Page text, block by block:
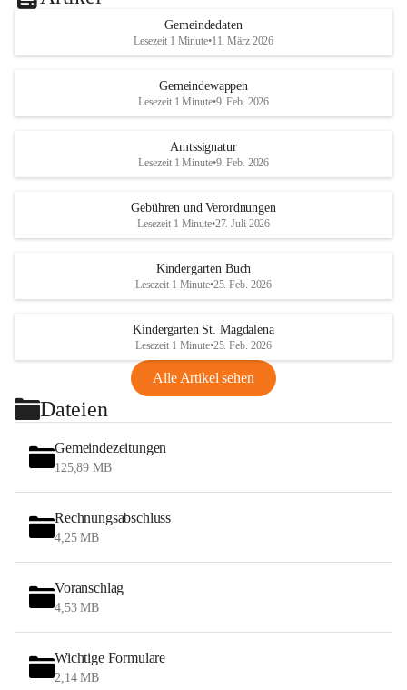
Gemeindedaten
Lesezeit 1 Minute•11. März 2026
Gemeindewappen
Lesezeit 1 Minute•9. Feb. 2026
Amtssignatur
Lesezeit 1 Minute•9. Feb. 2026
Gebühren und Verordnungen
Lesezeit 1 Minute•27. Juli 2026
Kindergarten Buch
Lesezeit 1 Minute•25. Feb. 2026
Kindergarten St. Magdalena
Lesezeit 1 Minute•25. Feb. 2026
Alle Artikel sehen
Dateien
Gemeindezeitungen
125,89 MB
Rechnungsabschluss
4,25 MB
Voranschlag
4,53 MB
Wichtige Formulare
2,14 MB